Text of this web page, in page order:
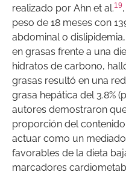
realizado por Ahn et al.19
peso de 18 meses con
abdominal o
en grasas frente a una
hidratos de carbono,
grasas resultó en una
grasa hepática del 3.8%
autores demostraron
proporción del
actuar como un
favorables de la dieta
marcadores